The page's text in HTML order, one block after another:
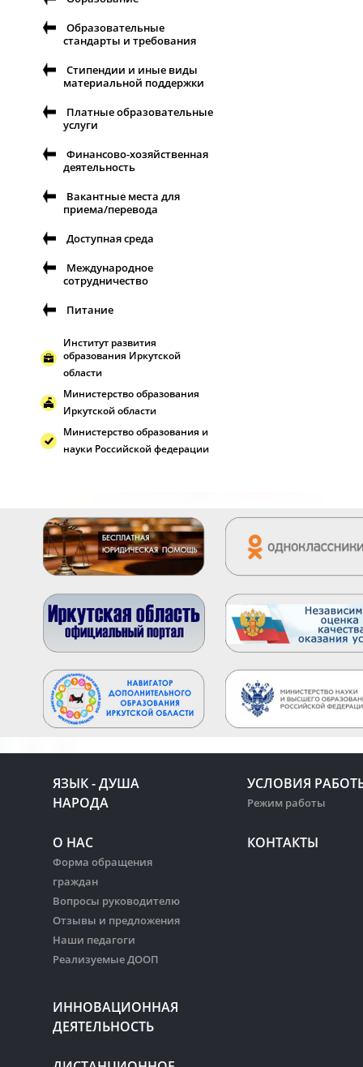
Образовательные
стандарты и требования
Стипендии и иные виды
материальной поддержки
Платные образовательные
услуги
Финансово-хозяйственная
деятельность
Вакантные места для
приема/перевода
Доступная среда
Международное
сотрудничество
Питание
Институт развития
образования Иркутской
области
Министерство образования
Иркутской области
Министерство образования и
науки Российской федерации
ЯЗЫК - ДУША
НАРОДА
О НАС
Форма обращения
граждан
Вопросы руководителю
Отзывы и предложения
Наши педагоги
Реализуемые ДООП
УСЛОВИЯ
Режим работы
КОНТАКТЫ
ИННОВАЦИОННАЯ
ДЕЯТЕЛЬНОСТЬ